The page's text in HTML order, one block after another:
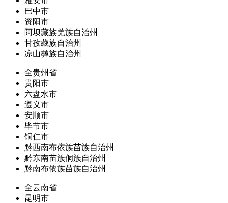
巴中市
资阳市
阿坝藏族羌族自治州
甘孜藏族自治州
凉山彝族自治州
全贵州省
贵阳市
六盘水市
遵义市
安顺市
毕节市
铜仁市
黔西南布依族苗族自治州
黔东南苗族侗族自治州
黔南布依族苗族自治州
全云南省
昆明市